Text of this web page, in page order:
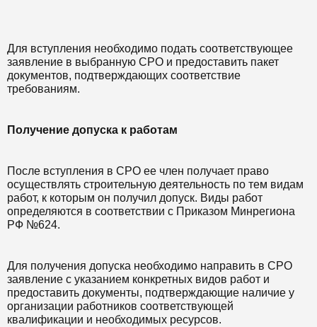
Для вступления необходимо подать соответствующее
заявление в выбранную СРО и предоставить пакет
документов, подтверждающих соответствие
требованиям.
Получение допуска к работам
После вступления в СРО ее член получает право
осуществлять строительную деятельность по тем видам
работ, к которым он получил допуск. Виды работ
определяются в соответствии с Приказом Минрегиона
РФ №624.
Для получения допуска необходимо направить в СРО
заявление с указанием конкретных видов работ и
предоставить документы, подтверждающие наличие у
организации работников соответствующей
квалификации и необходимых ресурсов.